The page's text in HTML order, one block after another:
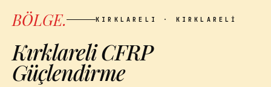
BÖLGE. KIRKLARELI · KIRKLARELI
Kırklareli CFRP
Güçlendirme